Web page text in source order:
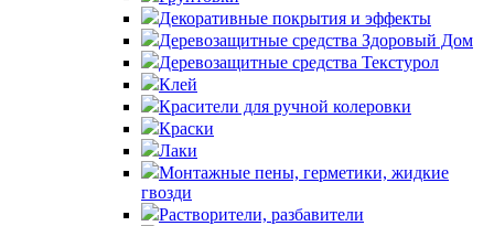
Декоративные покрытия и эффекты
Деревозащитные средства Здоровый Дом
Деревозащитные средства Текстурол
Клей
Красители для ручной колеровки
Краски
Лаки
Монтажные пены, герметики, жидкие
гвозди
Растворители, разбавители